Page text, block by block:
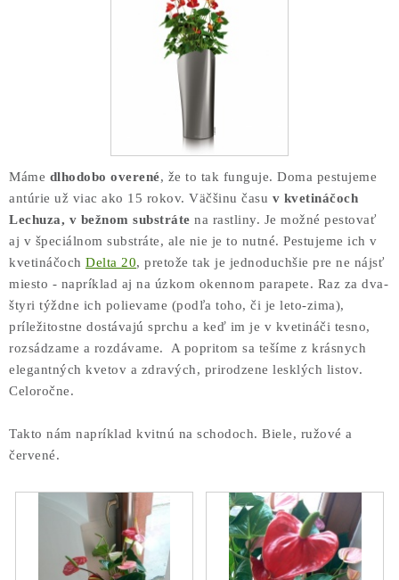
Máme dlhodobo overené, že to tak funguje. Doma pestujeme
antúrie už viac ako 15 rokov. Väčšinu času v kvetináčoch
Lechuza, v bežnom substráte na rastliny. Je možné pestovať
aj v špeciálnom substráte, ale nie je to nutné. Pestujeme ich v
kvetináčoch Delta 20, pretože tak je jednoduchšie pre ne nájsť
miesto - napríklad aj na úzkom okennom parapete. Raz za dva-
štyri týždne ich polievame (podľa toho, či je leto-zima),
príležitostne dostávajú sprchu a keď im je v kvetináči tesno,
rozsádzame a rozdávame. A popritom sa tešíme z krásnych
elegantných kvetov a zdravých, prirodzene lesklých listov.
Celoročne.
Takto nám napríklad kvitnú na schodoch. Biele, ružové a
červené.